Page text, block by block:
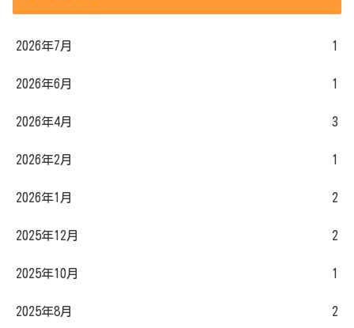
2026年7月 1
2026年6月 1
2026年4月 3
2026年2月 1
2026年1月 2
2025年12月 2
2025年10月 1
2025年8月 2